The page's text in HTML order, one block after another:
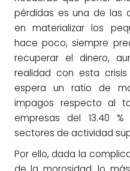
pérdidas es una de las
en materializar los
hace poco, siempre
recuperar el dinero,
realidad con esta
espera un ratio de
impagos respecto al
empresas del 13.40
sectores de actividad
Por ello, dada la